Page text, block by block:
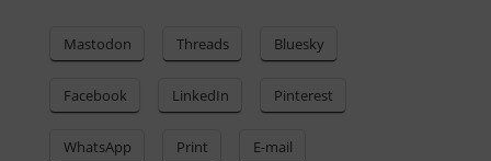
Mastodon Threads Bluesky
Facebook LinkedIn Pinterest
WhatsApp Print E-mail